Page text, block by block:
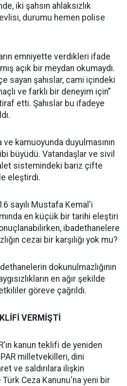
iki şahsın ahlaksızlık
durumu hemen polise
emniyette verdikleri ifade
açık bir meydan okumaydı.
sayan şahıslar, cami içindeki
ve farklı bir deneyim için”
etti. Şahıslar bu ifadeye
ve kamuoyunda duyulmasının
büyüdü. Vatandaşlar ve sivil
sistemindeki bariz çifte
eleştirdi.
sayılı Mustafa Kemal'i
en küçük bir tarihi eleştiri
ibadethanelere
cezai bir karşılığı yok mu?
dokunulmazlığının
en ağır şekilde
göreve çağrıldı.
VERMİŞTİ
kanun teklifi de yeniden
milletvekilleri, dini
ve saldırılara ilişkin
Türk Ceza Kanunu'na yeni bir